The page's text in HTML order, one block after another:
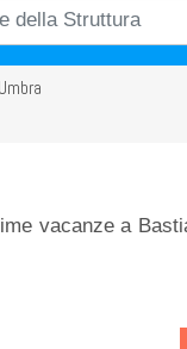
vacanze a